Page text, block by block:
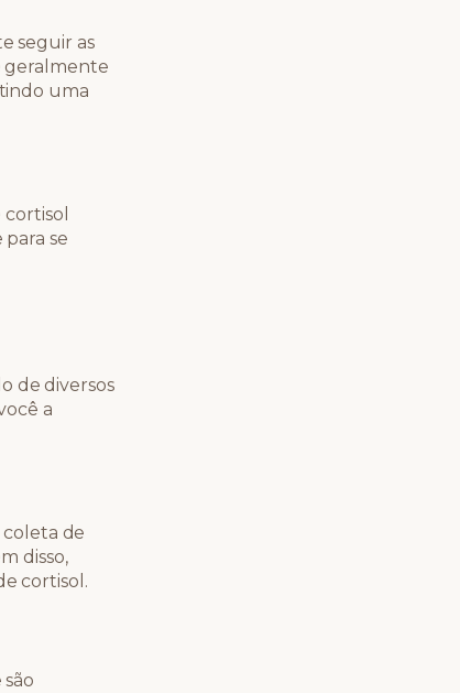
seguir as
geralmente
uma
se
de diversos
a
de
disso,
cortisol.